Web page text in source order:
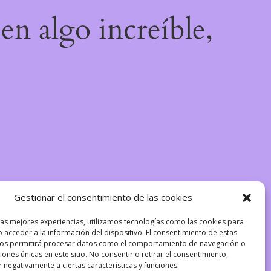
Gestionar el consentimiento de las cookies
mejores experiencias, utilizamos tecnologías como las cookies para
acceder a la información del dispositivo. El consentimiento de estas
permitirá procesar datos como el comportamiento de navegación o
únicas en este sitio. No consentir o retirar el consentimiento,
negativamente a ciertas características y funciones.
en algo increíble,